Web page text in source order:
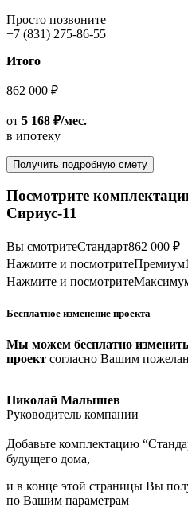
Просто позвоните
+7 (831) 275-86-55
Итого
862 000 ₽
от 5 168 ₽/мес.
в ипотеку
Получить подробную смету
Посмотрите
Сириус-11
Вы смотритеСтандарт862 000 ₽
Нажмите и посмотритеПремиум
Нажмите и посмотрите
Бесплатное изменение проекта
Мы можем бесплатно
проект согласно Вашим
Николай Малышев
Руководитель компании
Добавьте комплектацию
будущего дома,
и в конце этой страницы Вы
по Вашим параметрам